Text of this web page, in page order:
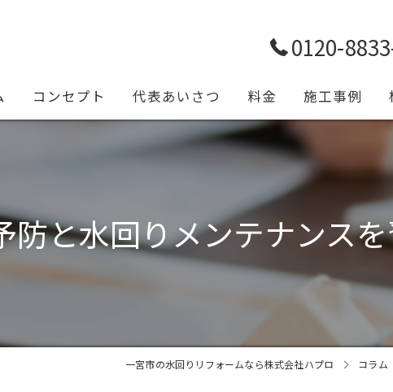
0120-
コンセプト 代表あいさつ 料金 施工事例
防と水回りメンテナンス
一宮市の水回りリフォームなら株式会社ハプロ コラム